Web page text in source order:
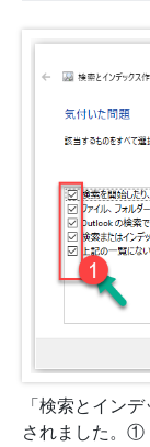
「検索とイン
されました。①